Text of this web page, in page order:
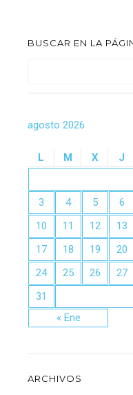
BUSCAR EN LA
agosto 2026
L M X J
« Ene
3
4 5 6
10
11 12 13
17
18 19 20
24
25 26 27
31
ARCHIVOS